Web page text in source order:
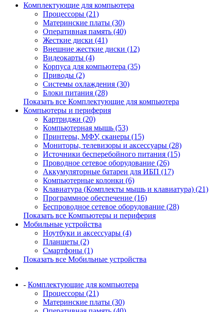
Комплектующие для компьютера
Процессоры (21)
Материнские платы (30)
Оперативная память (40)
Жесткие диски (41)
Внешние жесткие диски (12)
Видеокарты (4)
Корпуса для компьютера (35)
Приводы (2)
Системы охлаждения (30)
Блоки питания (28)
Показать все Комплектующие для компьютера
Компьютеры и периферия
Картриджи (20)
Компьютерная мышь (53)
Принтеры, МФУ, сканеры (15)
Мониторы, телевизоры и аксессуары (28)
Источники бесперебойного питания (15)
Проводное сетевое оборудование (26)
Аккумуляторные батареи для ИБП (17)
Компьютерные колонки (6)
Клавиатура (Комплекты мышь и клавиатура) (21)
Программное обеспечение (16)
Беспроводное сетевое оборудование (28)
Показать все Компьютеры и периферия
Мобильные устройства
Ноутбуки и аксессуары (4)
Планшеты (2)
Смартфоны (1)
Показать все Мобильные устройства
- Комплектующие для компьютера
Процессоры (21)
Материнские платы (30)